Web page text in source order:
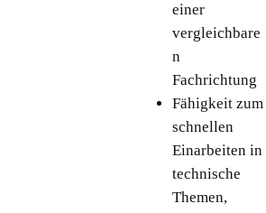
einer
vergleichbare
n
Fachrichtung
Fähigkeit zum
schnellen
Einarbeiten in
technische
Themen,